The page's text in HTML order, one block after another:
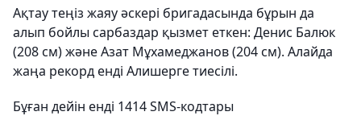
Ақтау теңіз жаяу әскері бригадасында бұрын да
алып бойлы сарбаздар қызмет еткен: Денис Балюк
(208 см) және Азат Мұхамеджанов (204 см). Алайда
жаңа рекорд енді Алишерге тиесілі.
Бұған дейін енді 1414 SMS-кодтары